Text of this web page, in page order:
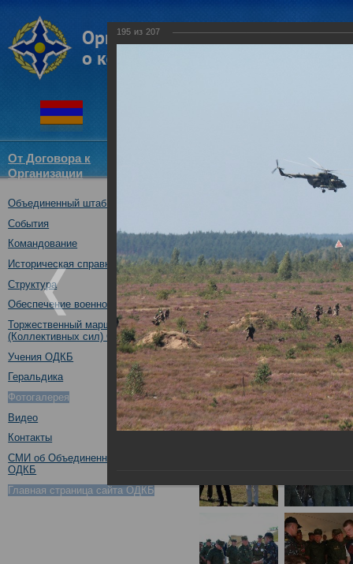
От Договора к
Организации
Новости
Объединенный штаб ОДКБ
События
Командование
Историческая справка
Структура
Обеспечение военной безопасности
Торжественный марш Войск
(Коллективных сил) ОДКБ
Учения ОДКБ
Геральдика
Фотогалерея
Видео
Контакты
СМИ об Объединенном штабе
ОДКБ
Главная страница сайта ОДКБ
195 из 207